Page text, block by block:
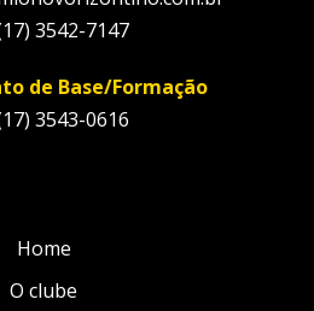
3542-7147
de Base/Formação
3543-0616
Home
O clube